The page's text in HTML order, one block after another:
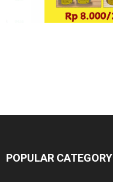
POPULAR CATEGORY